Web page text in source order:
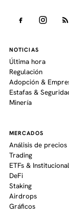
NOTICIAS
Última hora
Regulación
Adopción &
Estafas &
Minería
MERCADOS
Análisis de precios
Trading
ETFs & Institucional
DeFi
Staking
Airdrops
Gráficos